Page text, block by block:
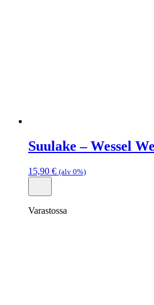
Suulake – Wessel
15,90 € (alv 0%)
Varastossa